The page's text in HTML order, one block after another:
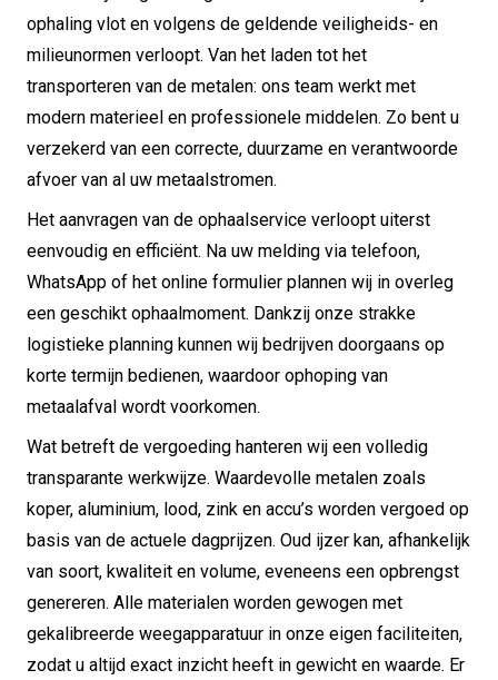
ophaling vlot en volgens de geldende veiligheids- en
milieunormen verloopt. Van het laden tot het
transporteren van de metalen: ons team werkt met
modern materieel en professionele middelen. Zo bent u
verzekerd van een correcte, duurzame en verantwoorde
afvoer van al uw metaalstromen.
Het aanvragen van de ophaalservice verloopt uiterst
eenvoudig en efficiënt. Na uw melding via telefoon,
WhatsApp of het online formulier plannen wij in overleg
een geschikt ophaalmoment. Dankzij onze strakke
logistieke planning kunnen wij bedrijven doorgaans op
korte termijn bedienen, waardoor ophoping van
metaalafval wordt voorkomen.
Wat betreft de vergoeding hanteren wij een volledig
transparante werkwijze. Waardevolle metalen zoals
koper, aluminium, lood, zink en accu’s worden vergoed op
basis van de actuele dagprijzen. Oud ijzer kan, afhankelijk
van soort, kwaliteit en volume, eveneens een opbrengst
genereren. Alle materialen worden gewogen met
gekalibreerde weegapparatuur in onze eigen faciliteiten,
zodat u altijd exact inzicht heeft in gewicht en waarde. Er